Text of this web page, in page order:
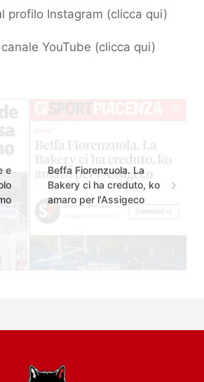
profilo Instagram (clicca qui)
YouTube (clicca qui)
e
Beffa Fiorenzuola. La
Bakery ci ha creduto, ko
amaro per l'Assigeco